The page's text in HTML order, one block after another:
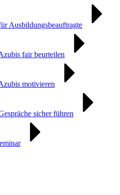
Ausbildungsbeauftragte
fair beurteilen
motivieren
sicher führen